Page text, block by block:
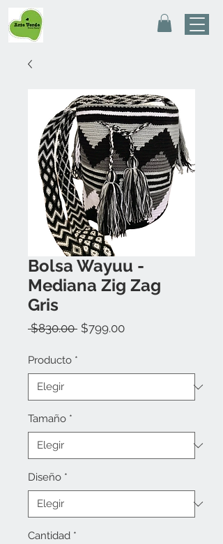
Bolsa Wayuu -
Mediana Zig Zag
Gris
$830.00 Precio
$799.00Precio
Producto *
Tamaño *
Diseño *
Cantidad *